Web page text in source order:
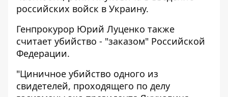
российских войск в Украину.
Генпрокурор Юрий Луценко также
считает убийство - "заказом" Российской
Федерации.
"Циничное убийство одного из
свидетелей, проходящего по делу